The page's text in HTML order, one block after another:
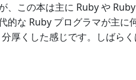
、この本は主に Ruby や
な Ruby プログラマが主に
厚くした感じです。しばら